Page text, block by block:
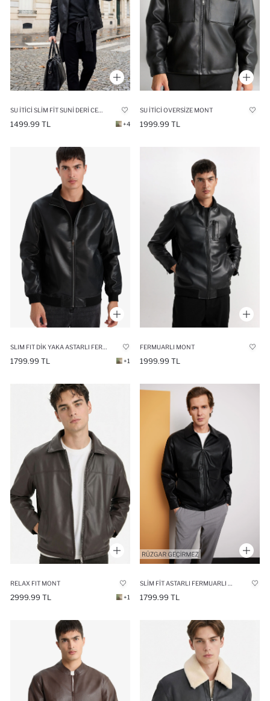
1499.99 TL +4
SU İTICI OVERSIZE MONT
1999.99 TL
1799.99 TL +1
FERMUARLI MONT
1999.99 TL
RELAX FIT MONT
2999.99 TL +1
SLIM FIT ASTARLI FERMUARLI SUNI DERI MONT
1799.99 TL